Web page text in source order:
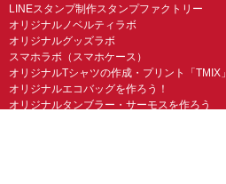
LINEスタンプ制作スタンプファクトリー
オリジナルノベルティラボ
オリジナルグッズラボ
スマホラボ（スマホケース）
オリジナルTシャツの作成・プリント「TMIX」
オリジナルエコバッグを作ろう！
オリジナルタンブラー・サーモスを作ろう